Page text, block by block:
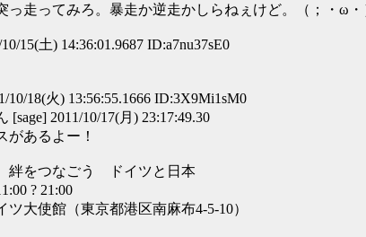
っ走ってみろ。暴走か逆走かしらねぇけど。（；・ω
10/15(土) 14:36:01.9687 ID:a7nu37sE0
10/18(火) 13:56:55.1666 ID:3X9Mi1sM0
2011/10/17(月) 23:17:49.30
があるよー！
絆をつなごう ドイツと日本
? 21:00
大使館（東京都港区南麻布4-5-10）